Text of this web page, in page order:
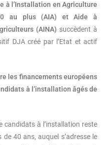
à l’Installation en Agriculture
au plus (AIA) et Aide à
(AINA) succèdent à
DJA créé par l’Etat et actif
les financements européens
à l’installation âgés de
candidats à l’installation reste
40 ans, auquel s’adresse le